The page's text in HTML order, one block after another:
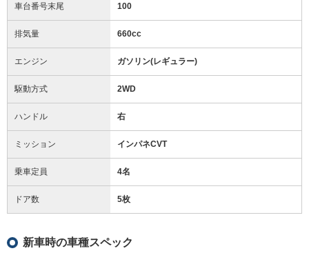
車台番号末尾 100
排気量 660cc
エンジン ガソリン(レギュラー)
駆動方式 2WD
ハンドル 右
ミッション インパネCVT
乗車定員 4名
ドア数 5枚
新車時の車種スペック